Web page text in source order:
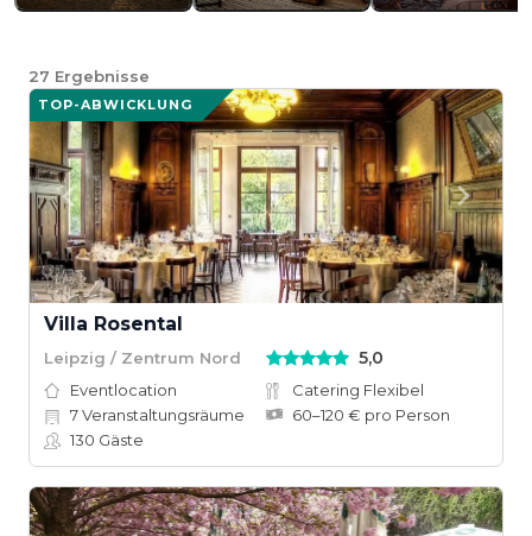
27 Ergebnisse
TOP-ABWICKLUNG
Villa Rosental
Leipzig / Zentrum Nord 5,0
Eventlocation
Catering Flexibel
7Veranstaltungsräume
60–120 € pro Person
130 Gäste